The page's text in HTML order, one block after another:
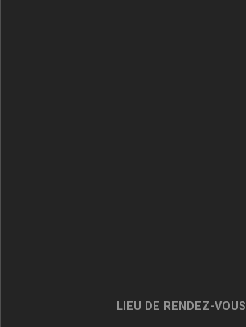
LIEU DE RENDEZ-VOUS